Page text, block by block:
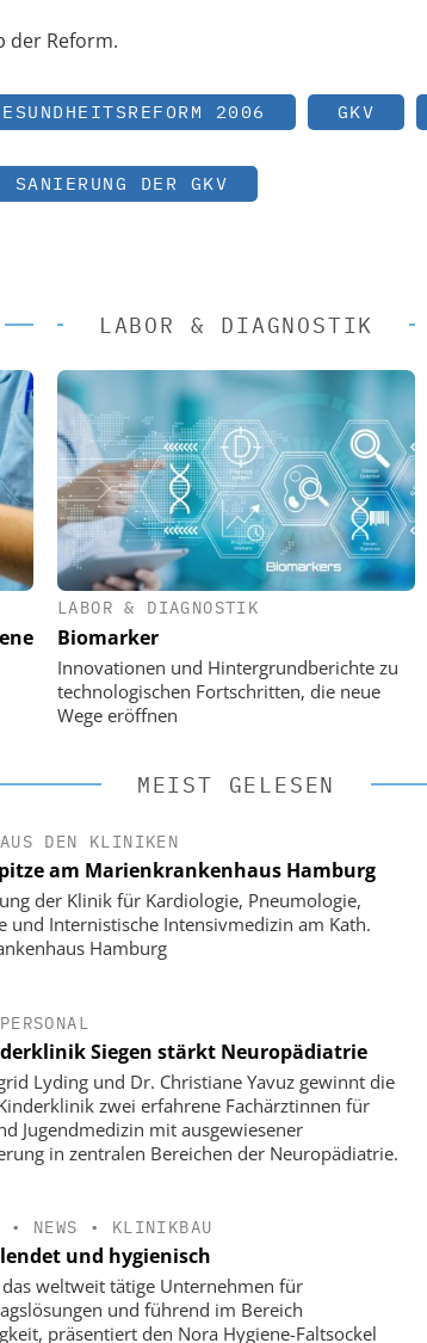
der Reform.
2006 GKV
SANIERUNG DER GKV
LABOR & DIAGNOSTIK
LABOR & DIAGNOSTIK
Biomarker
Innovationen und Hintergrundberichte zu
technologischen Fortschritten, die neue
Wege eröffnen
EASY SOFTWARE AG
Personalmanagement: Von digitaler
Ordnung zur KI-fähigen Steuerung
MEIST GELESEN
AUS DEN KLINIKEN
am Marienkrankenhaus Hamburg
der Klinik für Kardiologie, Pneumologie,
und Internistische Intensivmedizin am Kath.
Hamburg
PERSONAL
Siegen stärkt Neuropädiatrie
Lyding und Dr. Christiane Yavuz gewinnt die
zwei erfahrene Fachärztinnen für
Jugendmedizin mit ausgewiesener
in zentralen Bereichen der Neuropädiatrie.
• NEWS • KLINIKBAU
und hygienisch
weltweit tätige Unternehmen für
und führend im Bereich
präsentiert den Nora Hygiene-Faltsockel